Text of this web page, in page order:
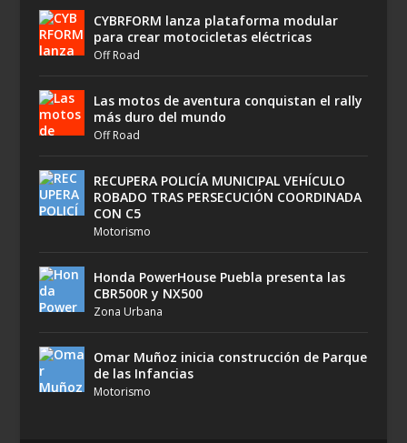
CYBRFORM lanza plataforma modular
para crear motocicletas eléctricas
Off Road
Las motos de aventura conquistan el rally
más duro del mundo
Off Road
RECUPERA POLICÍA MUNICIPAL VEHÍCULO
ROBADO TRAS PERSECUCIÓN COORDINADA
CON C5
Motorismo
Honda PowerHouse Puebla presenta las
CBR500R y NX500
Zona Urbana
Omar Muñoz inicia construcción de Parque
de las Infancias
Motorismo